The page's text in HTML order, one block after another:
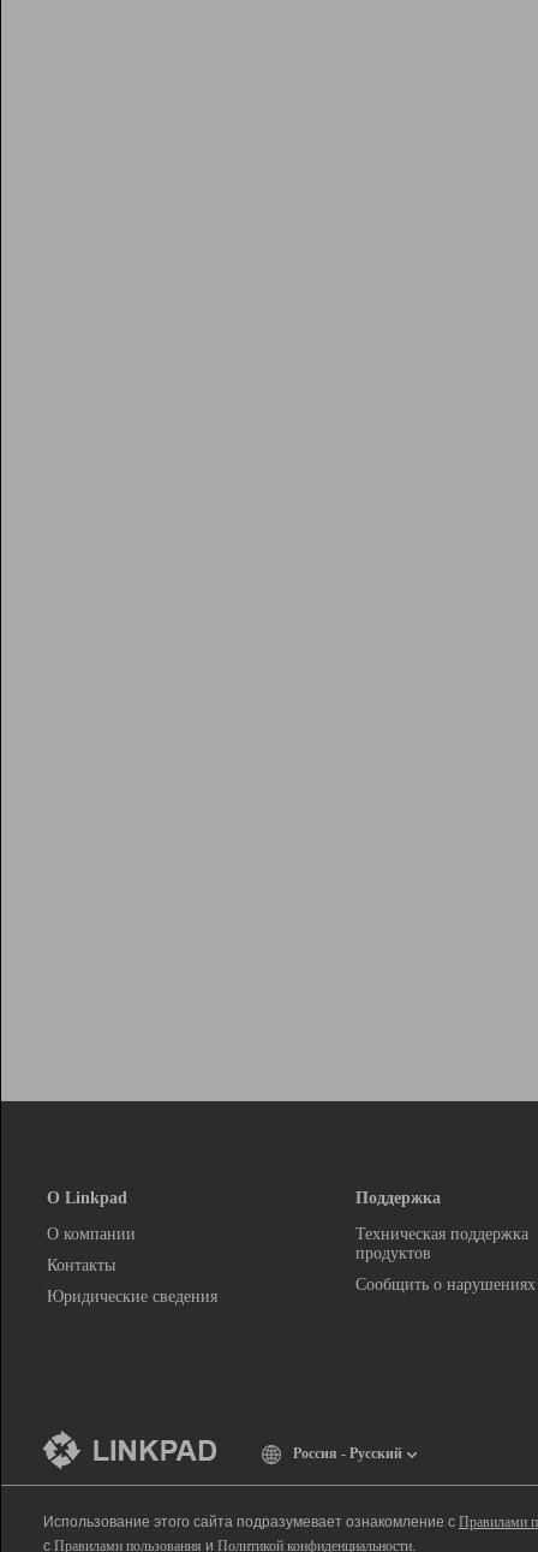
О Linkpad
О компании
Контакты
Юридические сведения
Поддержка
Техническая поддержка
продуктов
Сообщить о нарушениях
Россия - Русский
Использование этого сайта подразумевает ознакомление с Правилами
с Правилами пользования и Политикой конфиденциальности.